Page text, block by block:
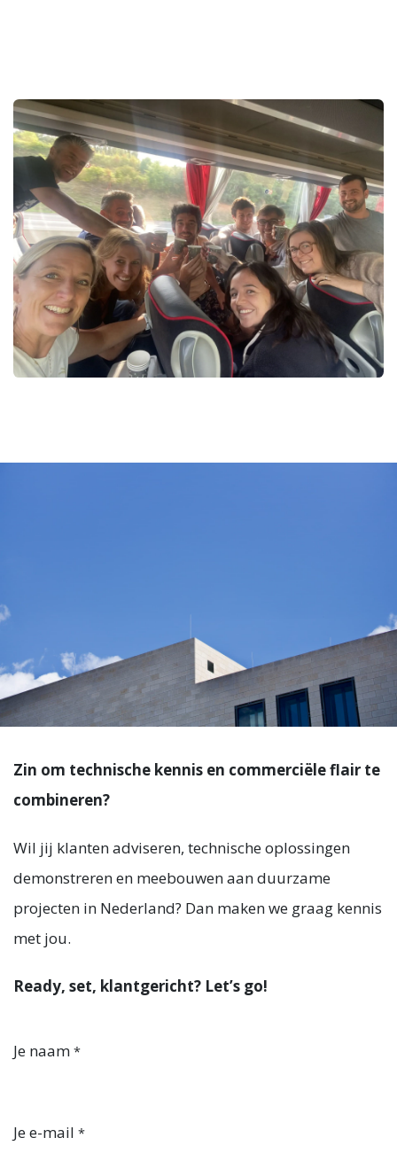
Zin om technische kennis en commerciële flair te
combineren?
Wil jij klanten adviseren, technische oplossingen
demonstreren en meebouwen aan duurzame
projecten in Nederland? Dan maken we graag kennis
met jou.
Ready, set, klantgericht? Let’s go!
Je naam *
Je e-mail *